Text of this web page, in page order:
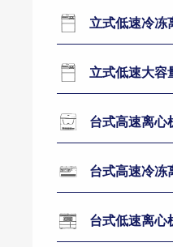
立式低速冷冻
立式低速大容
台式高速离心
台式高速冷冻
台式低速离心